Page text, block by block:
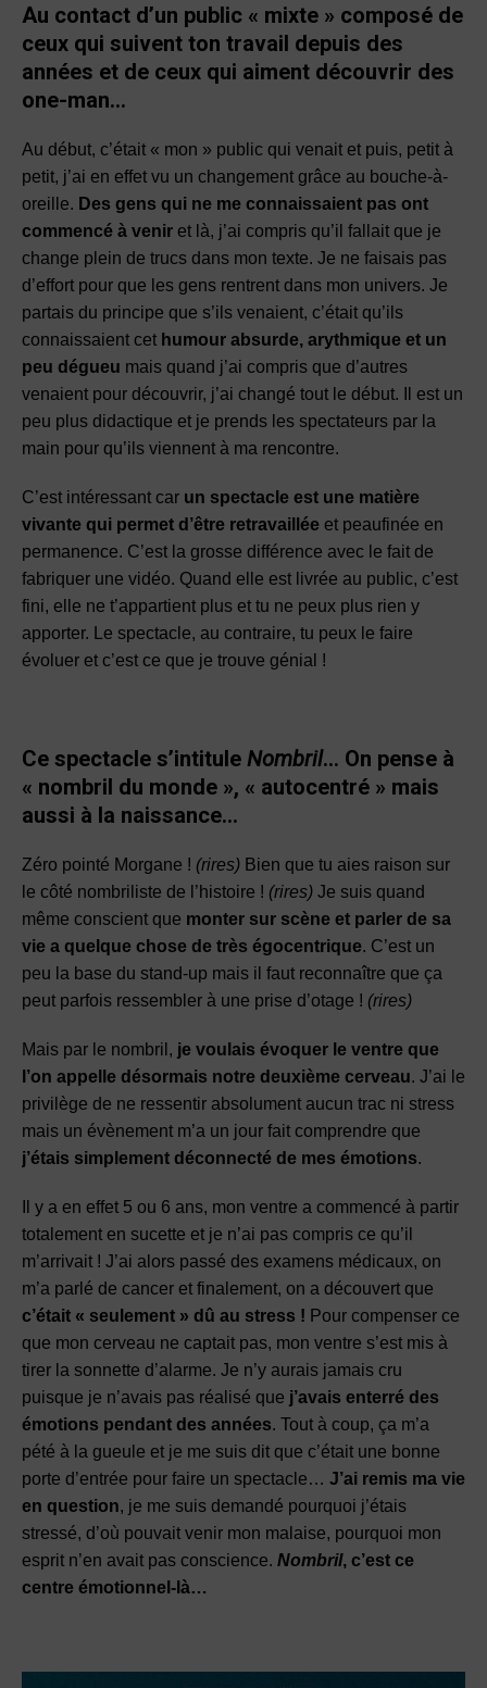
Au contact d’un public « mixte » composé de
ceux qui suivent ton travail depuis des
années et de ceux qui aiment découvrir des
one-man…
Au début, c’était « mon » public qui venait et puis, petit à
petit, j’ai en effet vu un changement grâce au bouche-à-
oreille. Des gens qui ne me connaissaient pas ont
commencé à venir et là, j’ai compris qu’il fallait que je
change plein de trucs dans mon texte. Je ne faisais pas
d’effort pour que les gens rentrent dans mon univers. Je
partais du principe que s’ils venaient, c’était qu’ils
connaissaient cet humour absurde, arythmique et un
peu dégueu mais quand j’ai compris que d’autres
venaient pour découvrir, j’ai changé tout le début. Il est un
peu plus didactique et je prends les spectateurs par la
main pour qu’ils viennent à ma rencontre.
C’est intéressant car un spectacle est une matière
vivante qui permet d’être retravaillée et peaufinée en
permanence. C’est la grosse différence avec le fait de
fabriquer une vidéo. Quand elle est livrée au public, c’est
fini, elle ne t’appartient plus et tu ne peux plus rien y
apporter. Le spectacle, au contraire, tu peux le faire
évoluer et c’est ce que je trouve génial !
Ce spectacle s’intitule Nombril… On pense à
« nombril du monde », « autocentré » mais
aussi à la naissance…
Zéro pointé Morgane ! (rires) Bien que tu aies raison sur
le côté nombriliste de l’histoire ! (rires) Je suis quand
même conscient que monter sur scène et parler de sa
vie a quelque chose de très égocentrique. C’est un
peu la base du stand-up mais il faut reconnaître que ça
peut parfois ressembler à une prise d’otage ! (rires)
Mais par le nombril, je voulais évoquer le ventre que
l’on appelle désormais notre deuxième cerveau. J’ai le
privilège de ne ressentir absolument aucun trac ni stress
mais un évènement m’a un jour fait comprendre que
j’étais simplement déconnecté de mes émotions.
Il y a en effet 5 ou 6 ans, mon ventre a commencé à partir
totalement en sucette et je n’ai pas compris ce qu’il
m’arrivait ! J’ai alors passé des examens médicaux, on
m’a parlé de cancer et finalement, on a découvert que
c’était « seulement » dû au stress ! Pour compenser ce
que mon cerveau ne captait pas, mon ventre s’est mis à
tirer la sonnette d’alarme. Je n’y aurais jamais cru
puisque je n’avais pas réalisé que j’avais enterré des
émotions pendant des années. Tout à coup, ça m’a
pété à la gueule et je me suis dit que c’était une bonne
porte d’entrée pour faire un spectacle… J’ai remis ma vie
en question, je me suis demandé pourquoi j’étais
stressé, d’où pouvait venir mon malaise, pourquoi mon
esprit n’en avait pas conscience. Nombril, c’est ce
centre émotionnel-là…